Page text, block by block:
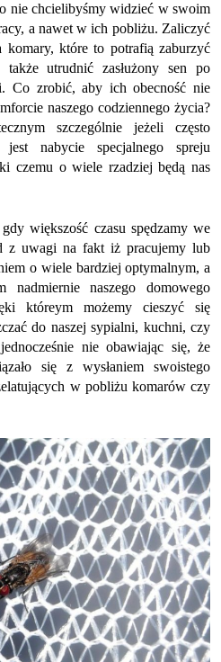
nie chcielibyśmy widzieć w swoim
a nawet w ich pobliżu. Zaliczyć
które to potrafią zaburzyć
utrudnić zasłużony sen po
Co zrobić, aby ich obecność nie
naszego codziennego życia?
szczególnie jeżeli często
nabycie specjalnego spreju
czemu o wiele rzadziej będą nas
większość czasu spędzamy we
z uwagi na fakt iż pracujemy lub
o wiele bardziej optymalnym, a
nadmiernie naszego domowego
któreym możemy cieszyć się
do naszej sypialni, kuchni, czy
nie obawiając się, że
się z wysłaniem swoistego
w pobliżu komarów czy